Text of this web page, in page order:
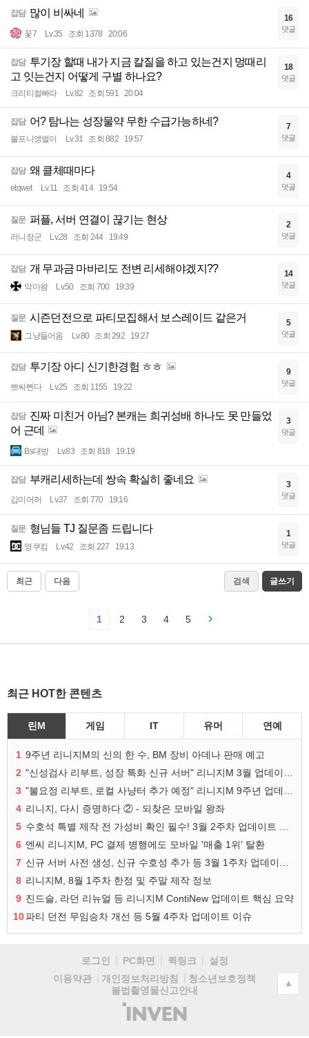
잡담 많이 비싸네
꽃7 Lv.35 조회 1378 20:06
16
댓글
잡담 투기장 할때 내가 지금 칼질을 하고 있는건지 멍때리
고 잇는건지 어떻게 구별 하나요?
크리티컬빠따 Lv.82 조회 591 20:04
18
댓글
잡담 어? 탐나는 성장물약 무한 수급가능하네?
불포니앵벌이 Lv.31 조회 882 19:57
7
댓글
잡담 왜 클체때마다
etqwet Lv.11 조회 414 19:54
4
댓글
질문 퍼플, 서버 연결이 끊기는 현상
러니장군 Lv.28 조회 244 19:49
2
댓글
잡담 개 무과금 마바리도 전변 리세해야겠지??
악마왕 Lv.50 조회 700 19:39
14
댓글
질문 시즌던전으로 파티모집해서 보스레이드 같은거
그냥들어옴 Lv.80 조회 292 19:27
5
댓글
잡담 투기장 아디 신기한경험 ㅎㅎ
뽀싸삔다 Lv.25 조회 1155 19:22
9
댓글
잡담 진짜 미친거 아님? 본캐는 희귀성배 하나도 못 만들었
어 근데
Bs대방 Lv.83 조회 818 19:19
3
댓글
잡담 부캐리세하는데 쌍속 확실히 좋네요
깁미어허 Lv.37 조회 770 19:16
3
댓글
질문 형님들 TJ 질문좀 드립니다
영쿠킴 Lv.42 조회 227 19:13
1
댓글
최근 다음 검색 글쓰기
1 2 3 4 5
최근 HOT한 콘텐츠
린M 게임 IT 유머 연예
1 9주년 리니지M의 신의 한 수, BM 장비 아데나 판매 예고
2
3
4 리니지, 다시 증명하다 ② - 되찾은 모바일 왕좌
5
6 엔씨 리니지M, PC 결제 병행에도 모바일 '매출 1위' 탈환
7
8 리니지M, 8월 1주차 한정 및 주말 제작 정보
9 진드슬, 라던 리뉴얼 등 리니지M ContiNew 업데이트 핵심 요약
10파티 던전 무임승차 개선 등 5월 4주차 업데이트 이슈
로그인 PC화면 퀵링크
설정
이용약관
개인정보처리방침
청소년보호정책
불법촬영물신고안내
(주)
인
▲